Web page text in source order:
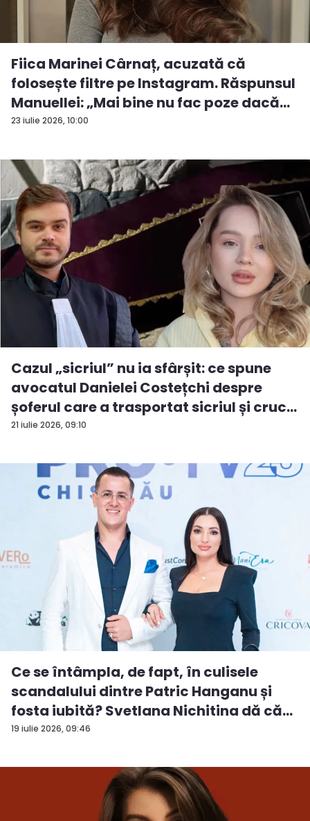
23 iulie 2026, 10:00
Fiica Marinei Cârnaț, acuzată că
folosește filtre pe Instagram. Răspunsul
Manuellei: „Mai bine nu fac poze dacă...
21 iulie 2026, 09:10
Cazul „sicriul” nu ia sfârșit: ce spune
avocatul Danielei Costețchi despre
șoferul care a trasportat sicriul și cruc...
19 iulie 2026, 09:46
Ce se întâmpla, de fapt, în culisele
scandalului dintre Patric Hanganu și
fosta iubită? Svetlana Nichitina dă că...